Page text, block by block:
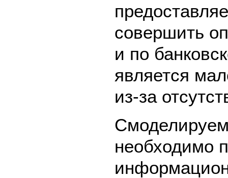
совершить
и по
является
из-за
необходимо